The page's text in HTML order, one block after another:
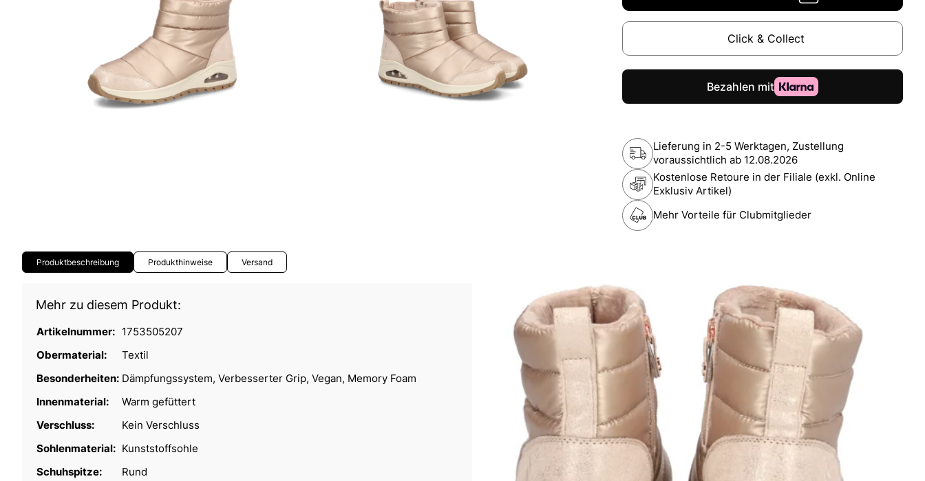
Click & Collect
Lieferung in 2-5 Werktagen, Zustellung
voraussichtlich ab 12.08.2026
Kostenlose Retoure in der Filiale (exkl. Online
Exklusiv Artikel)
Mehr Vorteile für Clubmitglieder
Produktbeschreibung Produkthinweise Versand
Mehr zu diesem Produkt:
Artikelnummer: 1753505207
Obermaterial:
Textil
Besonderheiten: Dämpfungssystem, Verbesserter Grip, Vegan, Memory Foam
Innenmaterial:
Warm gefüttert
Verschluss:
Kein Verschluss
Sohlenmaterial: Kunststoffsohle
Schuhspitze:
Rund